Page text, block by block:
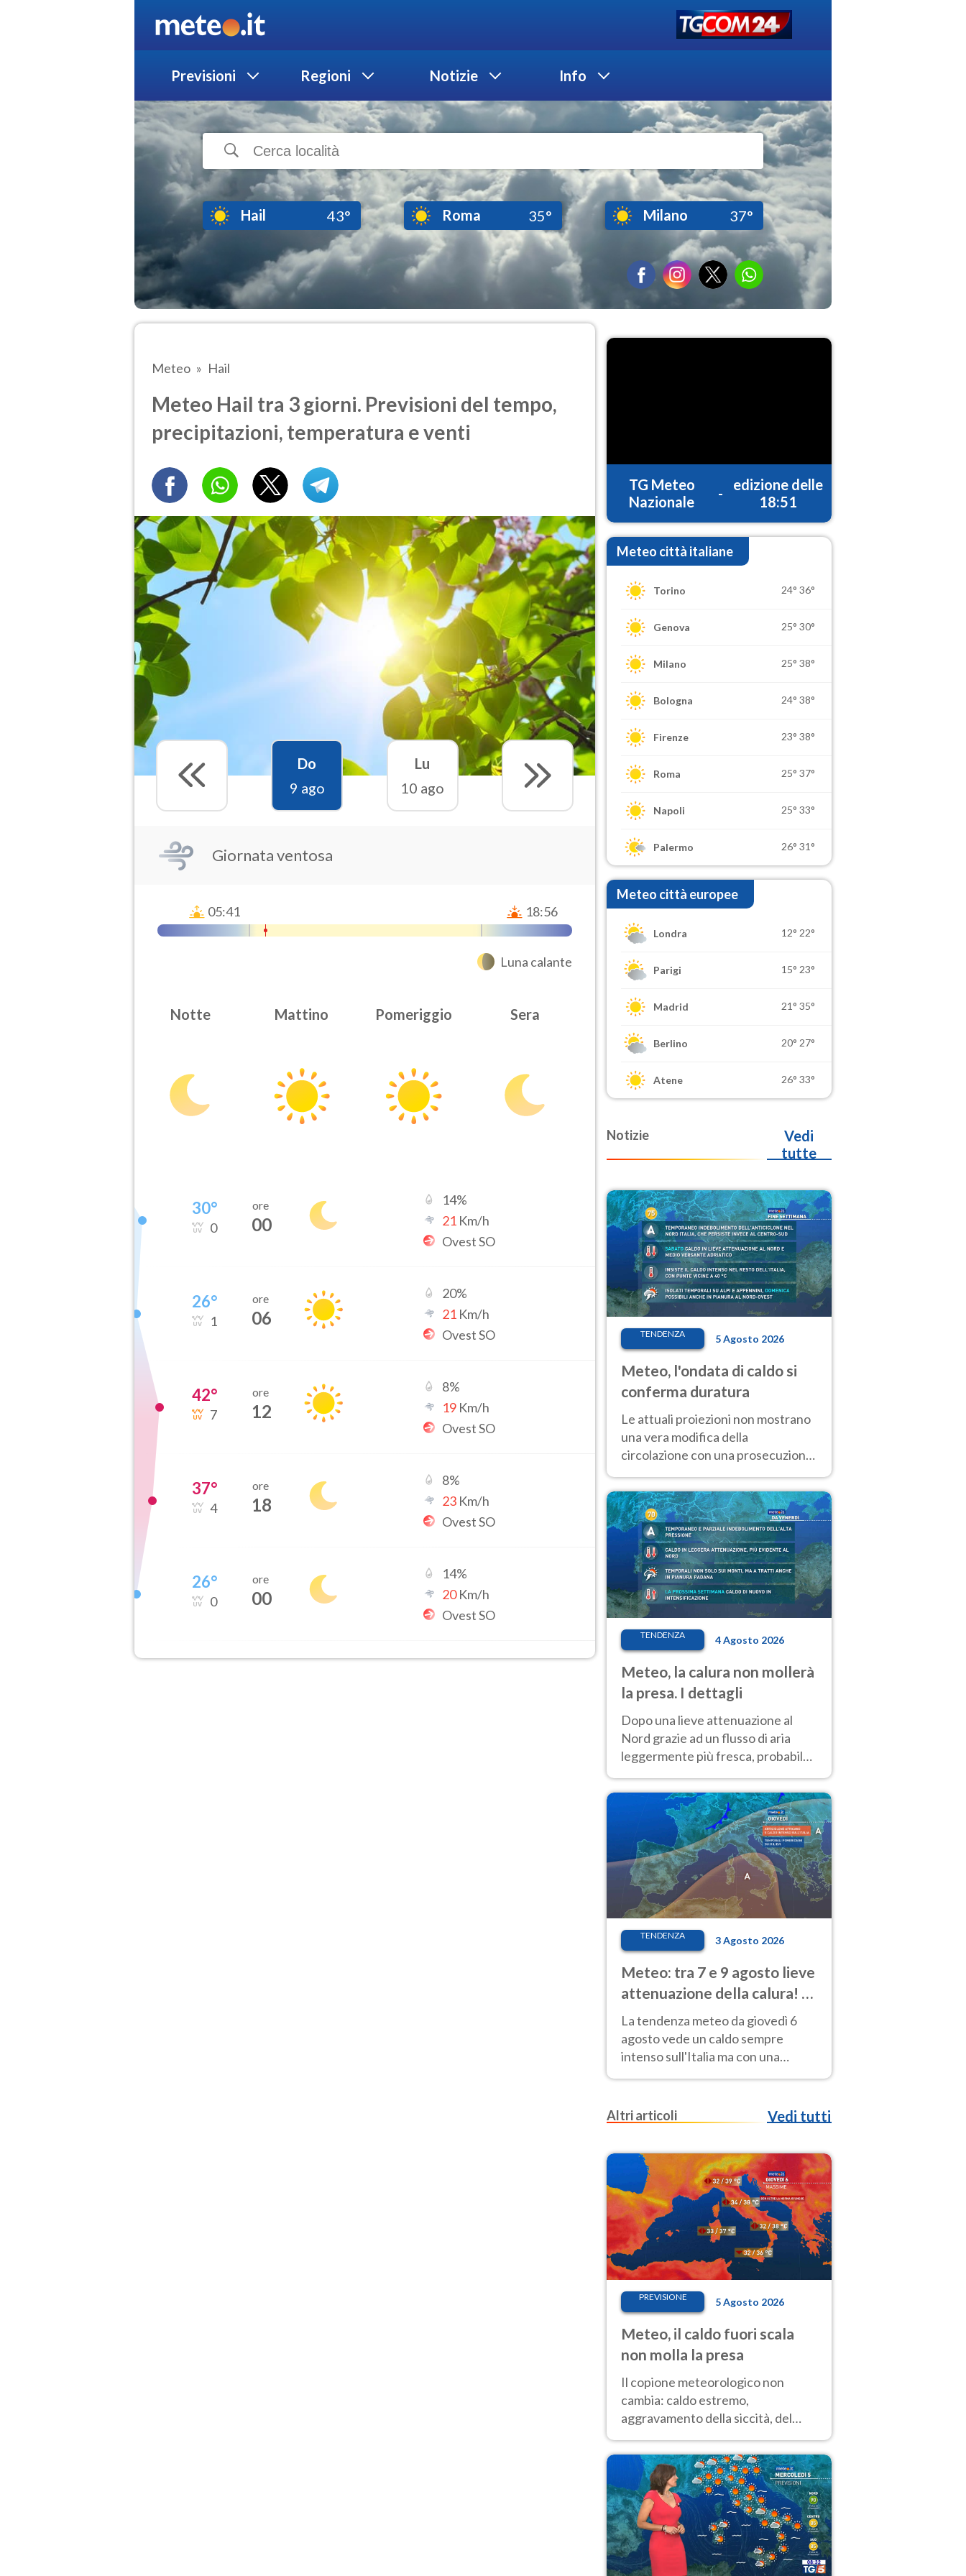
Previsioni Regioni Notizie Info
Hail 43° Roma 35° Milano 37°
Meteo Hail
Meteo Hail tra 3 giorni. Previsioni del tempo,
precipitazioni, temperatura e venti
Do
9 ago
Lu
10 ago
Giornata ventosa
05:41 18:56
Luna calante
Notte Mattino Pomeriggio Sera
30°
0
ore
00
14%
21 Km/h
Ovest SO
26°
1
ore
06
20%
21 Km/h
Ovest SO
42°
7
ore
12
8%
19 Km/h
Ovest SO
37°
4
ore
18
8%
23 Km/h
Ovest SO
26°
0
ore
00
14%
20Km/h
Ovest SO
TG Meteo
Nazionale
-
edizione delle
18:51
Meteo città italiane
Torino 24° 36°
Genova 25° 30°
Milano 25° 38°
Bologna 24° 38°
Firenze 23° 38°
Roma 25° 37°
Napoli 25° 33°
Palermo 26° 31°
Meteo città europee
Londra 12° 22°
Parigi 15° 23°
Madrid 21° 35°
Berlino 20° 27°
Atene 26° 33°
Notizie
Vedi
tutte
TENDENZA 5 Agosto 2026
Meteo, l'ondata di caldo si
conferma duratura
Le attuali proiezioni non mostrano
una vera modifica della
circolazione con una prosecuzione
giorni, compresa la settimana di
Ferragosto
TENDENZA 4 Agosto 2026
Meteo, la calura non mollerà
la presa. I dettagli
Dopo una lieve attenuazione al
Nord grazie ad un flusso di aria
leggermente più fresca, probabile
africano entro Ferragosto
TENDENZA 3 Agosto 2026
Meteo: tra 7 e 9 agosto lieve
attenuazione della calura! Al
Nord rischio temporali
La tendenza meteo da giovedì 6
agosto vede un caldo sempre
intenso sull'Italia ma con una
parziale e lieve attenuazione tra il 7
Altri articoli
Vedi tutti
PREVISIONE 5 Agosto 2026
Meteo, il caldo fuori scala
non molla la presa
Il copione meteorologico non
cambia: caldo estremo,
aggravamento della siccità, del
calore. Nessun cambiamento fino
Ferragosto